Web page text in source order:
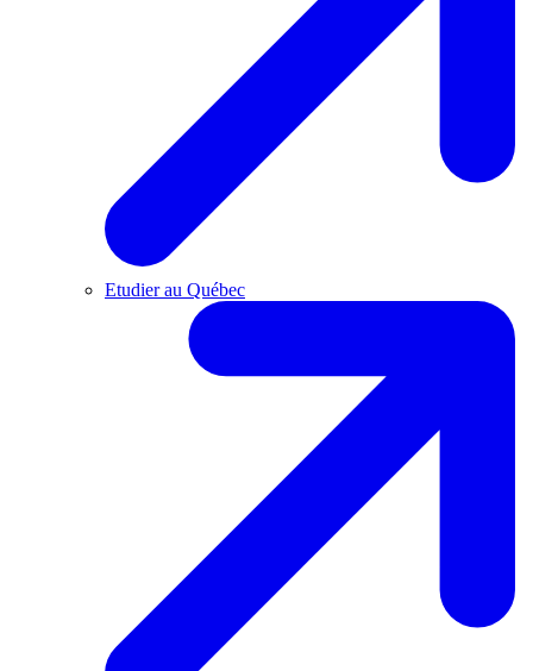
Etudier au Québec